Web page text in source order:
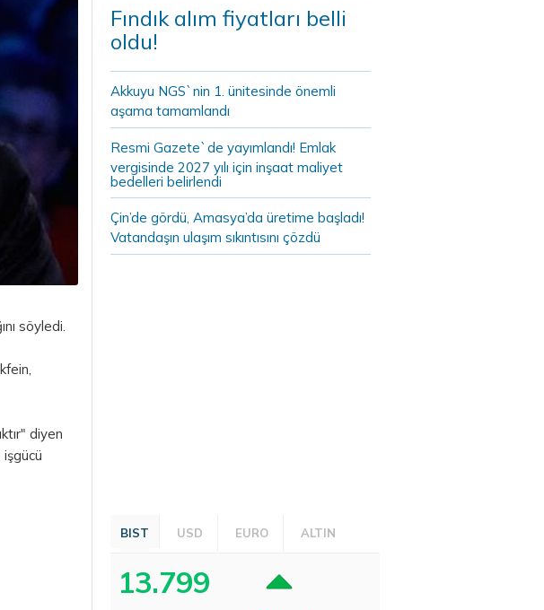
söyledi.
diyen
Fındık alım fiyatları belli
oldu!
Akkuyu NGS`nin 1. ünitesinde önemli
aşama tamamlandı
Resmi Gazete`de yayımlandı! Emlak
vergisinde 2027 yılı için inşaat maliyet
bedelleri belirlendi
Çin’de gördü, Amasya’da üretime başladı!
Vatandaşın ulaşım sıkıntısını çözdü
BIST USD EURO ALTIN
13.799